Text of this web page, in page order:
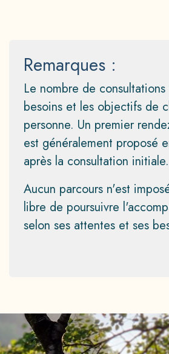
Remarques :
Le nombre de
besoins et les objectifs de
personne. Un premier
est généralement proposé
après la consultation initiale.
Aucun parcours n'est
libre de poursuivre
selon ses attentes et ses